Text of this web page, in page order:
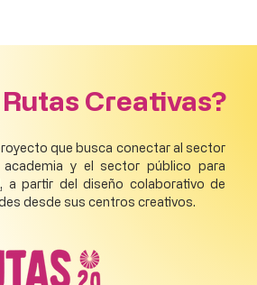
Creativas?
que busca conectar al sector
y el sector público para
a partir del diseño colaborativo de
desde sus centros creativos.